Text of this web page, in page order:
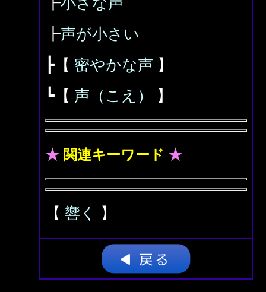
┣声が小さい
┣【 密やかな声 】
┗【 声（こえ） 】
★ 関連キーワード ★
【 響く 】